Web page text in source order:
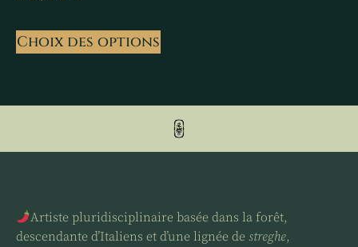
Choix des options
Artiste pluridisciplinaire basée dans la forêt,
descendante d’Italiens et d’une lignée de streghe,